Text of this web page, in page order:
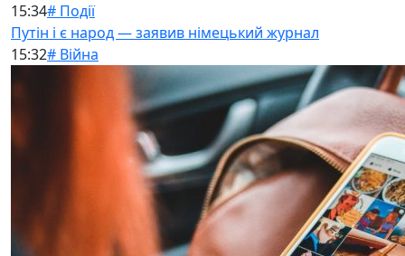
15:34# Події
Путін і є народ — заявив німецький журнал
15:32# Війна